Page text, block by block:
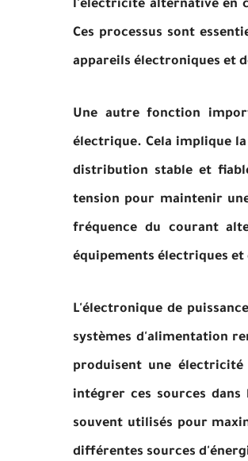
l'électricité alternative en
Ces processus sont
appareils électroniques et
Une autre fonction
électrique. Cela implique
distribution stable et
tension pour maintenir
fréquence du courant
équipements électriques
L'électronique de
systèmes d'alimentation
produisent une
intégrer ces sources dans
souvent utilisés pour
différentes sources